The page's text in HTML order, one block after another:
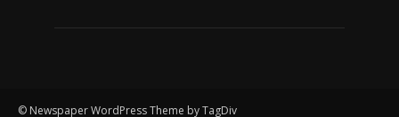
© Newspaper WordPress Theme by TagDiv